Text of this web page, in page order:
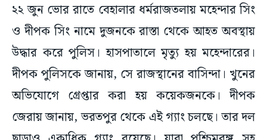
২২ জুন ভোর রাতে বেহালার ধর্মরাজতলায় মহেন্দার সিং
ও দীপক সিং নামে দুজনকে রাস্তা থেকে আহত অবস্থায়
উদ্ধার করে পুলিস। হাসপাতালে মৃত্যু হয় মহেন্দারের।
দীপক পুলিসকে জানায়, সে রাজস্থানের বাসিন্দা। খুনের
অভিযোগে গ্রেপ্তার করা হয় কয়েকজনকে। দীপক
জেরায় জানায়, ভরতপুর থেকে এই গ্যাং চলছে। তার দল